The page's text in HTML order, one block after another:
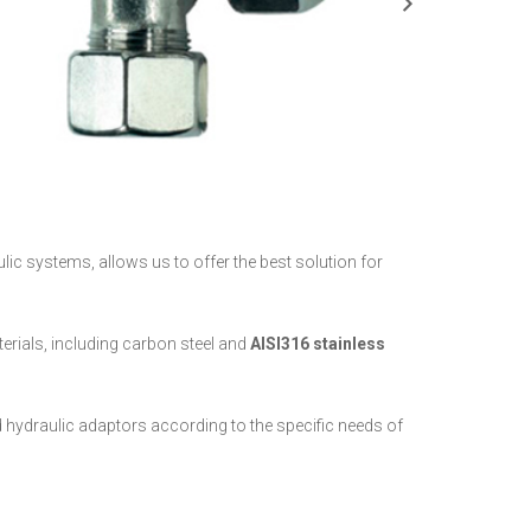
systems, allows us to offer the best solution for
including carbon steel and AISI316 stainless
adaptors according to the specific needs of